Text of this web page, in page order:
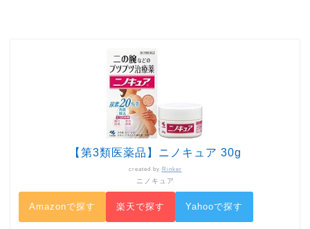
【第3類医薬品】ニノキュア 30g
created by Rinker
ニノキュア
Amazonで探す 楽天で探す Yahooで探す